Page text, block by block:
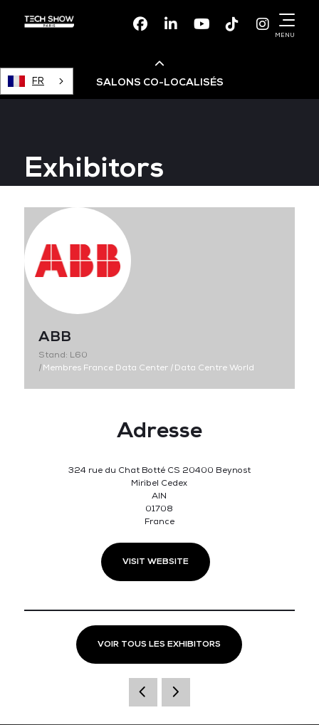
FacebookLinkedinYoutubeTikTok
MENU
FR SALONS CO-LOCALISÉS
Devops Live
Cloud & Cyber Security
Data & AI Leaders Summit
Data Centre World
Exhibitors
ABB
Stand: L60
|Membres France Data Center |Data Centre World
Adresse
324 rue du Chat Botté CS 20400 Beynost
Miribel Cedex
AIN
01708
France
VISIT WEBSITE
VOIR TOUS LES EXHIBITORS